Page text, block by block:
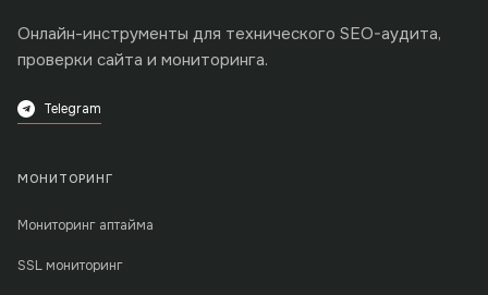
Онлайн-инструменты для технического SEO-аудита,
проверки сайта и мониторинга.
Telegram
МОНИТОРИНГ
Мониторинг аптайма
SSL мониторинг